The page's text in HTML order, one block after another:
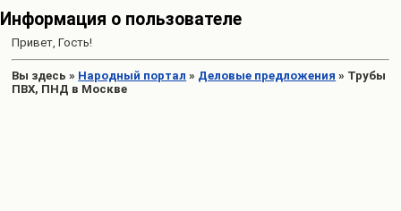
Информация о пользователе
Привет, Гость!
Вы здесь » Народный портал » Деловые предложения » Трубы
ПВХ, ПНД в Москве